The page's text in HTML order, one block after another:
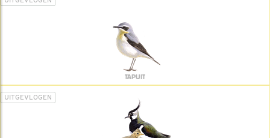
TAPUIT
UITGEVLOGEN